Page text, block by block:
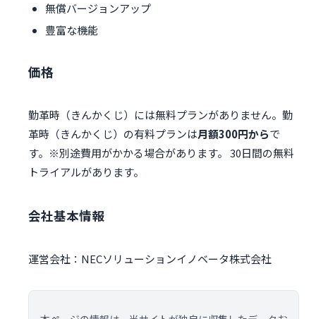
無償バージョンアップ
豊富な機能
価格
勤革時（きんかくじ）には無料プランがありません。勤
革時（きんかくじ）の有料プランは月額300円からで
す。※別途費用がかかる場合があります。 30日間の無料
トライアルがあります。
会社基本情報
運営会社：NECソリューションイノベータ株式会社